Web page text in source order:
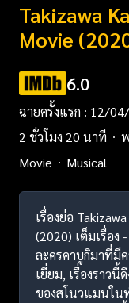
Takizawa
Movie
6.0
ฉายครั้งแรก : 12/
2 ชั่วโมง 20 นาที
Movie
Musical
เรื่องย่อ
(2020) เต็มเรื่อง
ละครคาบูกิมาที่มี
เยี่ยม, เรื่องราว
ของสโนวแมนใน